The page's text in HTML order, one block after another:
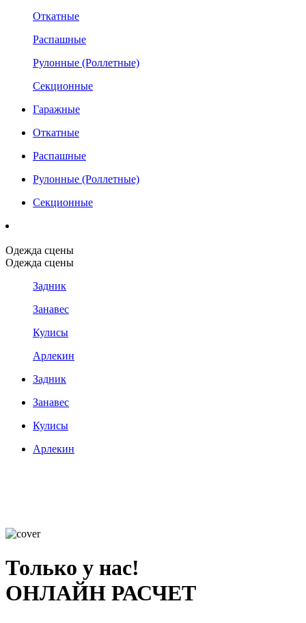
Откатные
Распашные
Рулонные (Роллетные)
Секционные
Гаражные
Откатные
Распашные
Рулонные (Роллетные)
Секционные
Одежда сцены
Одежда сцены
Задник
Занавес
Кулисы
Арлекин
Задник
Занавес
Кулисы
Арлекин
Только у нас!
ОНЛАЙН РАСЧЕТ